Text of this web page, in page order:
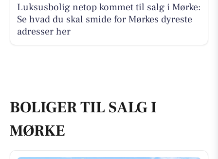
Luksusbolig netop kommet til salg i Mørke:
Se hvad du skal smide for Mørkes dyreste
adresser her
BOLIGER TIL SALG I
MØRKE